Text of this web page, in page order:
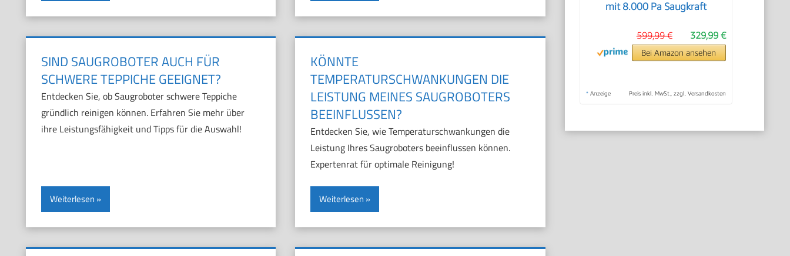
SIND SAUGROBOTER AUCH FÜR
SCHWERE TEPPICHE GEEIGNET?
Entdecken Sie, ob Saugroboter schwere Teppiche
gründlich reinigen können. Erfahren Sie mehr über
ihre Leistungsfähigkeit und Tipps für die Auswahl!
Weiterlesen
KÖNNTE
TEMPERATURSCHWANKUNGEN DIE
LEISTUNG MEINES SAUGROBOTERS
BEEINFLUSSEN?
Entdecken Sie, wie Temperaturschwankungen die
Leistung Ihres Saugroboters beeinflussen können.
Expertenrat für optimale Reinigung!
Weiterlesen
mit 8.000 Pa Saugkraft
329,99 €
599,99 €
Bei Amazon ansehen
* Anzeige Preis inkl. MwSt., zzgl. Versandkosten